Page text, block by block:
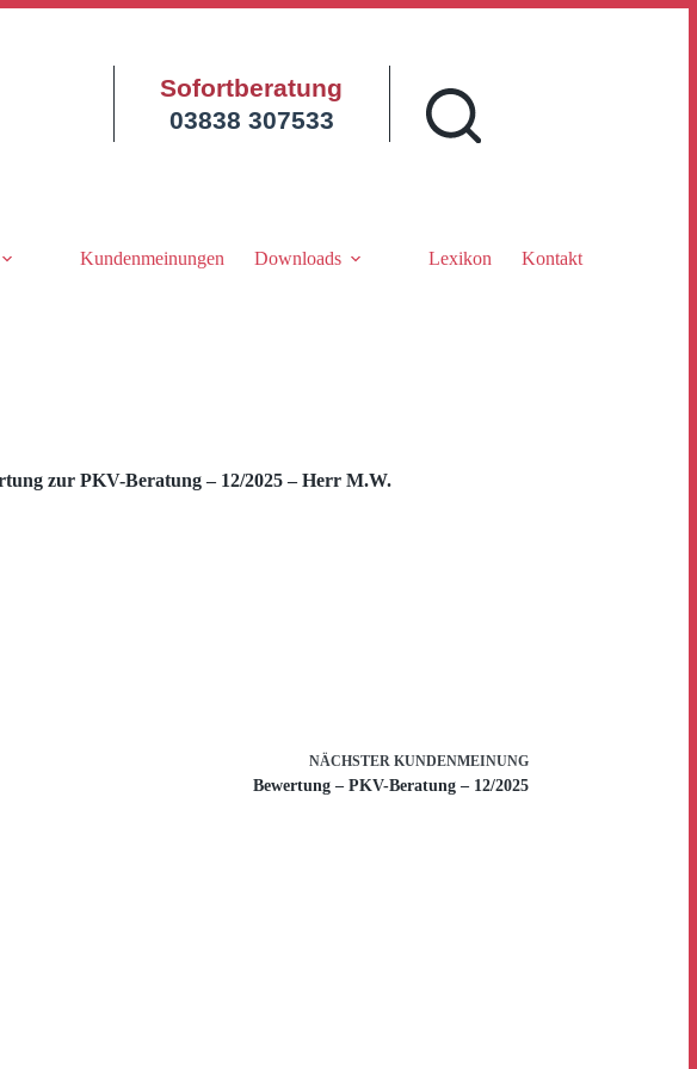
Sofortberatung
03838 307533
Kundenmeinungen Downloads Lexikon Kontakt
zur PKV-Beratung – 12/2025 – Herr M.W.
NÄCHSTER KUNDENMEINUNG
Bewertung – PKV-Beratung – 12/2025